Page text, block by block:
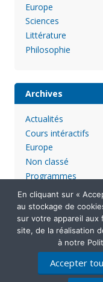
Europe
Sciences
Littérature
Philosophie
Archives
Actualités
Cours intéractifs
Europe
Non classé
Programmes
Mentions
En cliquant sur «
au stockage de
sur votre appareil aux
site, de la réalisation
à notre
Accepter